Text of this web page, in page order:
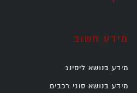
מידע חשוב
מידע בנושא ליסינג
מידע בנושא סוגי רכבים